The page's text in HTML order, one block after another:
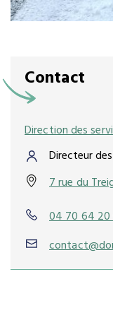
Contact
Direction des
Directeur
7 rue du
04 70 64 20